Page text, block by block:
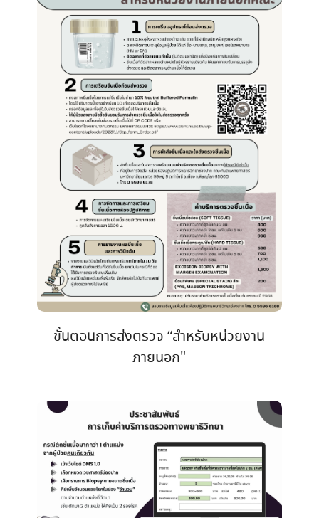
ขั้นตอนการส่งตรวจ “สำหรับหน่วยงาน
ภายนอก"